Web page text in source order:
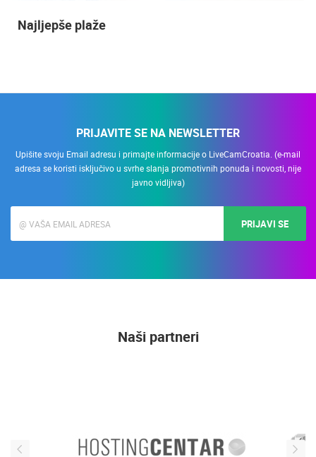
Najljepše plaže
PRIJAVITE SE NA NEWSLETTER
Upišite svoju Email adresu i primajte informacije o LiveCamCroatia. (e-mail
adresa se koristi isključivo u svrhe slanja promotivnih ponuda i novosti, nije
javno vidljiva)
PRIJAVI SE
Naši partneri